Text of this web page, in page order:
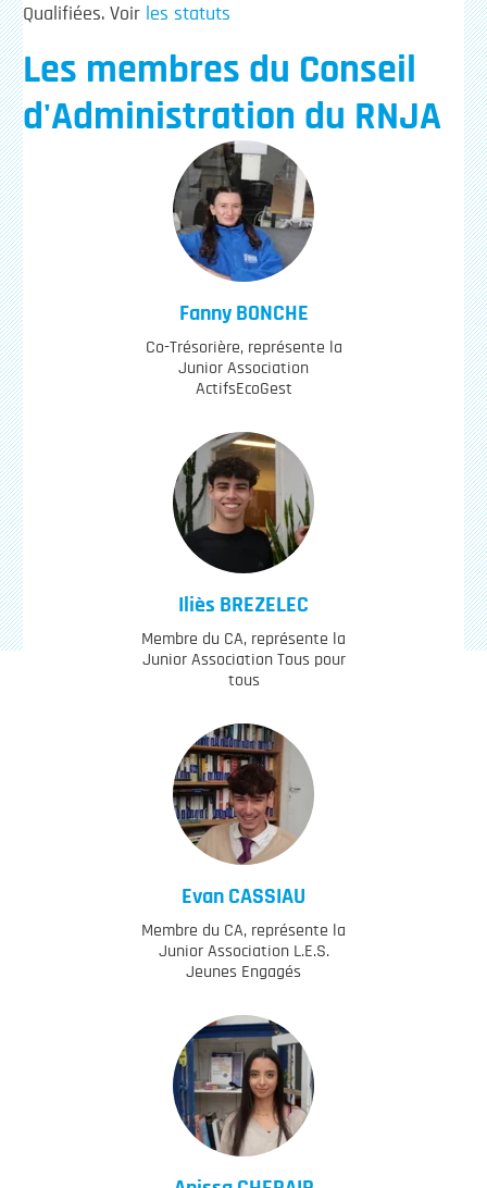
Qualifiées. Voir les statuts
Les membres du Conseil
d'Administration du RNJA
Fanny BONCHE
Co-Trésorière, représente la
Junior Association
ActifsEcoGest
Iliès BREZELEC
Membre du CA, représente la
Junior Association Tous pour
tous
Evan CASSIAU
Membre du CA, représente la
Junior Association L.E.S.
Jeunes Engagés